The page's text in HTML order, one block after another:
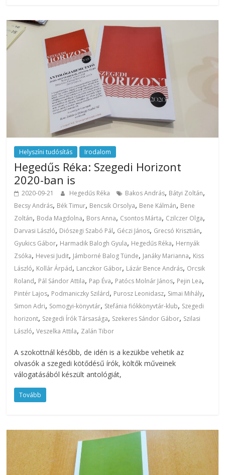
Helyszíni tudósítás Irodalom
Hegedűs Réka: Szegedi Horizont
2020-ban is
2020-09-21 Hegedűs Réka Bakos András, Bátyi Zoltán,
Becsy András, Bék Timur, Bencsik Orsolya, Bene Kálmán, Bene
Zoltán, Boda Magdolna, Bors Anna, Csontos Márta, Czilczer Olga,
Darvasi László, Diószegi Szabó Pál, Géczi János, Grecsó Krisztián,
Gyukics Gábor, Harmadik Balogh Gyula, Hegedűs Réka, Hernyák
Zsóka, Hevesi Judit, Jámborné Balog Tünde, Janáky Marianna, Kiss
László, Kollár Árpád, Lanczkor Gábor, Lázár Bence András, Orcsik
Roland, Pál Sándor Attila, Pap Éva, Patócs Molnár János, Pejin Lea,
Pintér Lajos, Podmaniczky Szilárd, Purosz Leonidasz, Simai Mihály,
Simon Adri, Somogyi-könyvtár, Stefánia fiókkönyvtár-klub, Szegedi
horizont, Szegedi Írók Társasága, Szekeres Sándor Gábor, Szilasi
László,Veszelka Attila, Zalán Tibor
A szokottnál később, de idén is a kezükbe vehetik az
olvasók a szegedi kötődésű írók, költők műveinek
válogatásából készült antológiát,
Tovább